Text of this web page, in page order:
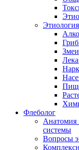
Змеи
Флеболог
Анатомия
системы
Вопросы